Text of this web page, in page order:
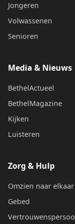
Jongeren
Volwassenen
Senioren
Media & Nieuws
BethelActueel
BethelMagazine
Kijken
Luisteren
Zorg & Hulp
Omzien naar elkaar
Gebed